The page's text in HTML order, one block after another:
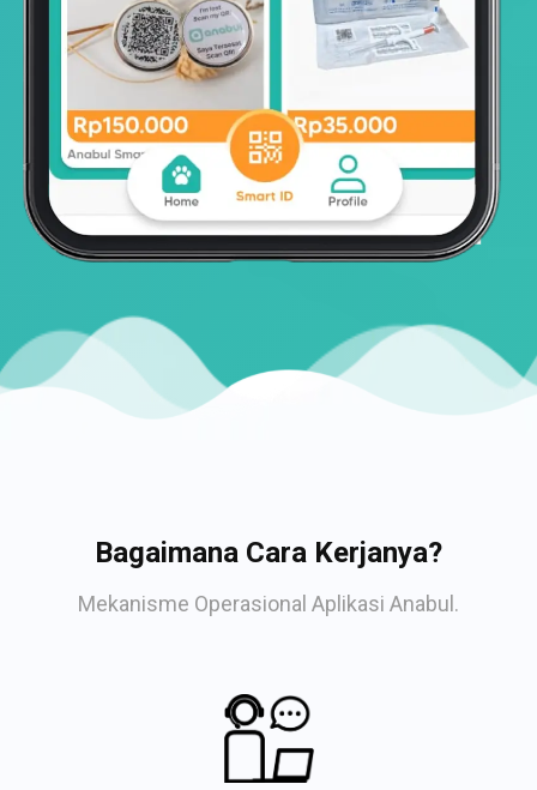
Bagaimana Cara Kerjanya?
Mekanisme Operasional Aplikasi Anabul.